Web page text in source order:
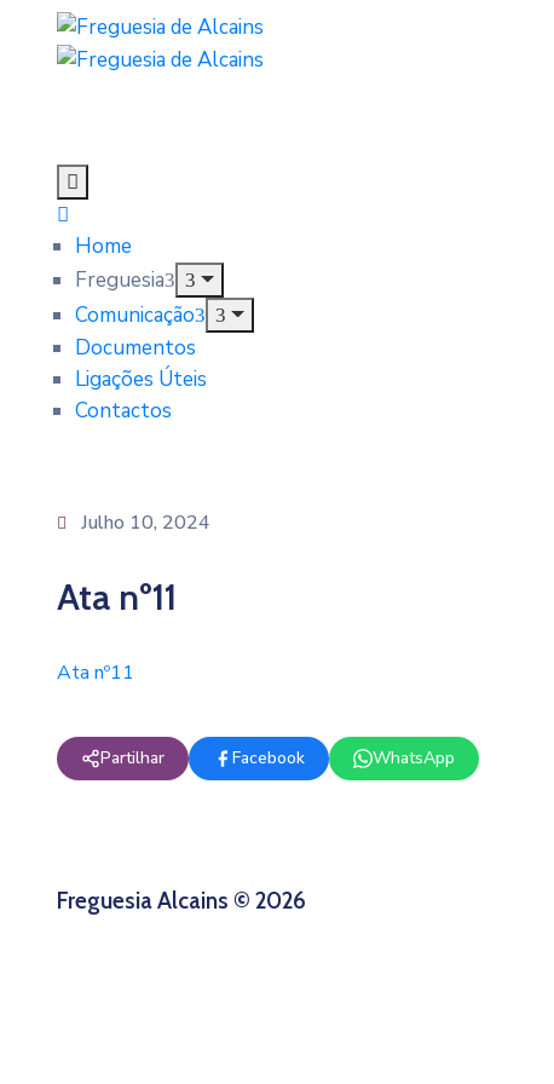
Home
Freguesia
Comunicação
Documentos
Ligações Úteis
Contactos
Julho 10, 2024
Ata nº11
Ata nº11
Partilhar Facebook WhatsApp
Freguesia Alcains © 2026